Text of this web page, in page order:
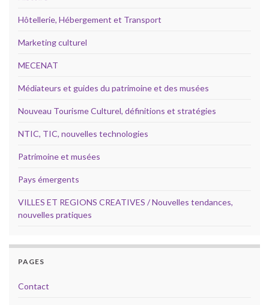
Hôtellerie, Hébergement et Transport
Marketing culturel
MECENAT
Médiateurs et guides du patrimoine et des musées
Nouveau Tourisme Culturel, définitions et stratégies
NTIC, TIC, nouvelles technologies
Patrimoine et musées
Pays émergents
VILLES ET REGIONS CREATIVES / Nouvelles tendances,
nouvelles pratiques
PAGES
Contact